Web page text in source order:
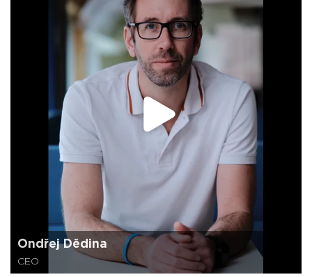
Ondřej Dědina
CEO